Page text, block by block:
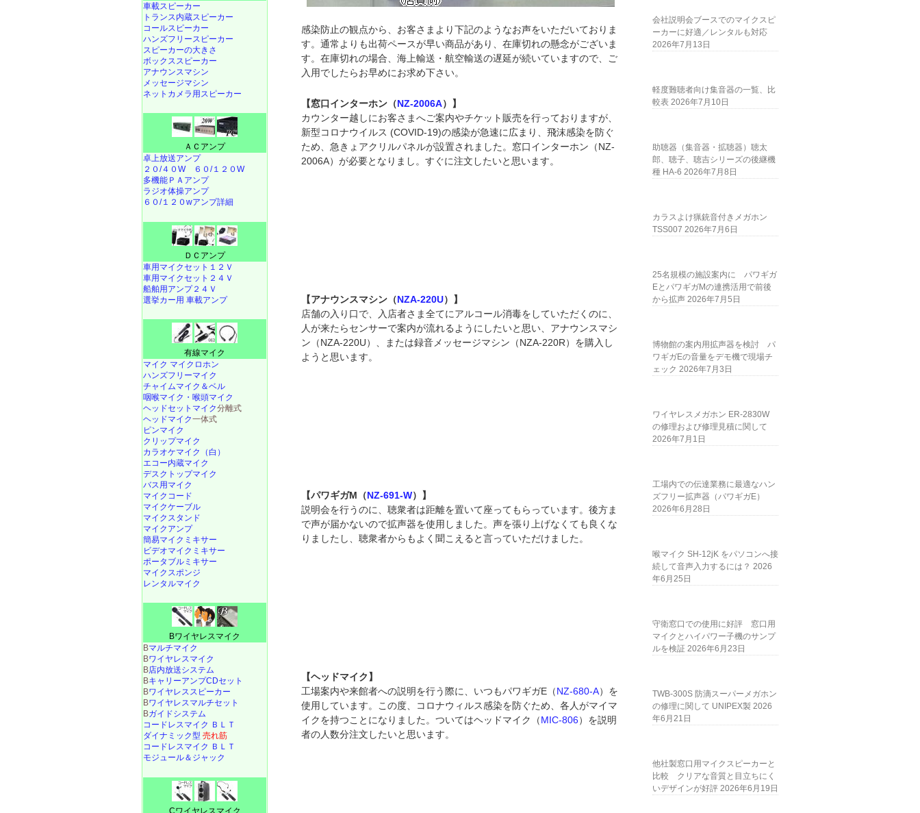
感染防止の観点から、お客さまより下記のようなお声をいただいておりま
す。通常よりも出荷ペースが早い商品があり、在庫切れの懸念がございま
す。在庫切れの場合、海上輸送・航空輸送の遅延が続いていますので、ご
入用でしたらお早めにお求め下さい。
【窓口インターホン（NZ-2006A）】
カウンター越しにお客さまへご案内やチケット販売を行っておりますが、
新型コロナウイルス (COVID-19)の感染が急速に広まり、飛沫感染を防ぐ
ため、急きょアクリルパネルが設置されました。窓口インターホン（NZ-
2006A）が必要となりまし。すぐに注文したいと思います。
【アナウンスマシン（NZA-220U）】
店舗の入り口で、入店者さま全てにアルコール消毒をしていただくのに、
人が来たらセンサーで案内が流れるようにしたいと思い、アナウンスマシ
ン（NZA-220U）、または録音メッセージマシン（NZA-220R）を購入し
ようと思います。
【パワギガM（NZ-691-W）】
説明会を行うのに、聴衆者は距離を置いて座ってもらっています。後方ま
で声が届かないので拡声器を使用しました。声を張り上げなくても良くな
りましたし、聴衆者からもよく聞こえると言っていただけました。
【ヘッドマイク】
工場案内や来館者への説明を行う際に、いつもパワギガE（NZ-680-A）を
使用しています。この度、コロナウィルス感染を防ぐため、各人がマイマ
イクを持つことになりました。ついてはヘッドマイク（MIC-806）を説明
者の人数分注文したいと思います。
車載スピーカー
トランス内蔵スピーカー
コールスピーカー
ハンズフリースピーカー
スピーカーの大きさ
ボックススピーカー
アナウンスマシン
メッセージマシン
ネットカメラ用スピーカー
ＡＣアンプ
卓上放送アンプ
２０/４０W
６０/１２０W
多機能ＰＡアンプ
ラジオ体操アンプ
６０/１２０wアンプ詳細
ＤＣアンプ
車用マイクセット１２Ｖ
車用マイクセット２４Ｖ
船舶用アンプ２４Ｖ
選挙カー用 車載アンプ
有線マイク
マイク マイクロホン
ハンズフリーマイク
チャイムマイク＆ベル
咽喉マイク・喉頭マイク
ヘッドセットマイク分離式
ヘッドマイク一体式
ピンマイク
クリップマイク
カラオケマイク（白）
エコー内蔵マイク
デスクトップマイク
バス用マイク
マイクコード
マイクケーブル
マイクスタンド
マイクアンプ
簡易マイクミキサー
ビデオマイクミキサー
ポータブルミキサー
マイクスポンジ
レンタルマイク
Bワイヤレスマイク
Bマルチマイク
Bワイヤレスマイク
B店内放送システム
BキャリーアンプCDセット
Bワイヤレススピーカー
Bワイヤレスマルチセット
Bガイドシステム
コードレスマイク ＢＬＴ
ダイナミック型 売れ筋
コードレスマイク ＢＬＴ
モジュール＆ジャック
Cワイヤレスマイク
会社説明会ブースでのマイクスピ
ーカーに好適／レンタルも対応
2026年7月13日
軽度難聴者向け集音器の一覧、比
較表 2026年7月10日
助聴器（集音器・拡聴器）聴太
郎、聴子、聴吉シリーズの後継機
種 HA-6 2026年7月8日
カラスよけ猟銃音付きメガホン
TSS007 2026年7月6日
25名規模の施設案内に パワギガ
EとパワギガMの連携活用で前後
から拡声 2026年7月5日
博物館の案内用拡声器を検討 パ
ワギガEの音量をデモ機で現場チ
ェック 2026年7月3日
ワイヤレスメガホン ER-2830W
の修理および修理見積に関して
2026年7月1日
工場内での伝達業務に最適なハン
ズフリー拡声器（パワギガE）
2026年6月28日
喉マイク SH-12jK をパソコンへ接
続して音声入力するには？ 2026
年6月25日
守衛窓口での使用に好評 窓口用
マイクとハイパワー子機のサンプ
ルを検証 2026年6月23日
TWB-300S 防滴スーパーメガホン
の修理に関して UNIPEX製 2026
年6月21日
他社製窓口用マイクスピーカーと
比較 クリアな音質と目立ちにく
いデザインが好評 2026年6月19日